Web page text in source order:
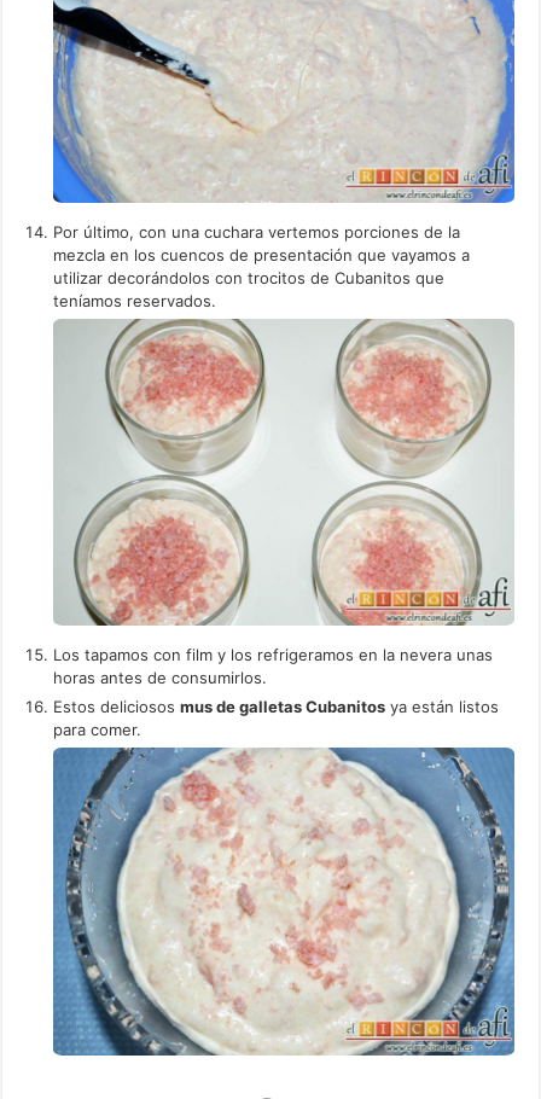
Por último, con una cuchara vertemos porciones de la
mezcla en los cuencos de presentación que vayamos a
utilizar decorándolos con trocitos de Cubanitos que
teníamos reservados.
Los tapamos con film y los refrigeramos en la nevera unas
horas antes de consumirlos.
Estos deliciososmus de galletas Cubanitos ya están listos
para comer.